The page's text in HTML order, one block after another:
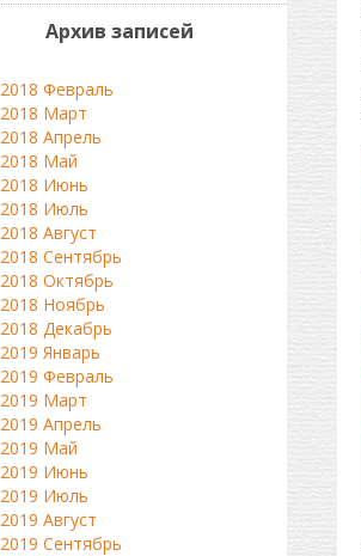
Архив записей
2018 Февраль
2018 Март
2018 Апрель
2018 Май
2018 Июнь
2018 Июль
2018 Август
2018 Сентябрь
2018 Октябрь
2018 Ноябрь
2018 Декабрь
2019 Январь
2019 Февраль
2019 Март
2019 Апрель
2019 Май
2019 Июнь
2019 Июль
2019 Август
2019 Сентябрь